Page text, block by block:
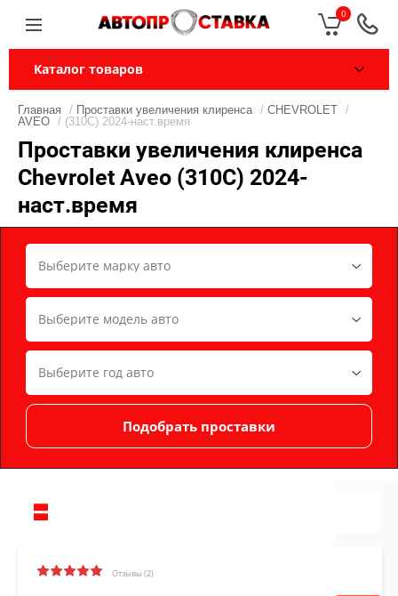
0
Каталог товаров
Главная / Проставки увеличения клиренса / CHEVROLET /
AVEO / (310C) 2024-наст.время
Проставки увеличения клиренса
Chevrolet Aveo (310C) 2024-
наст.время
Отзывы (2)